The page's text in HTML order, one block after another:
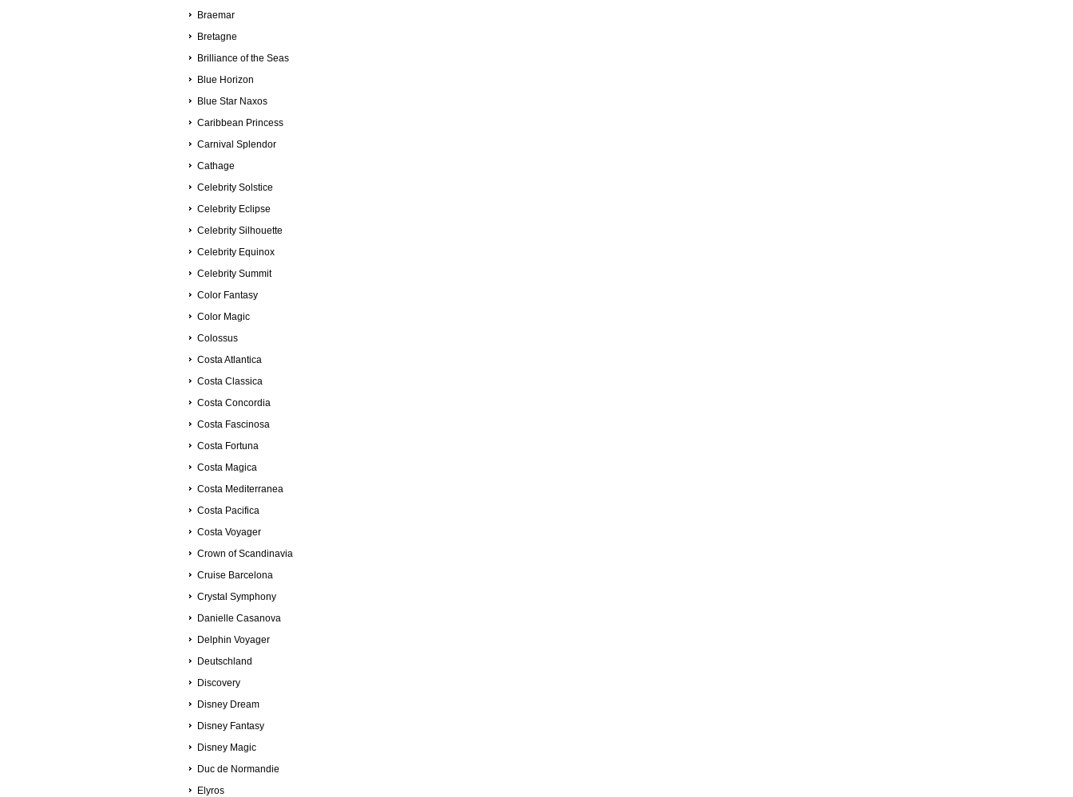
Braemar
Bretagne
Brilliance of the Seas
Blue Horizon
Blue Star Naxos
Caribbean Princess
Carnival Splendor
Cathage
Celebrity Solstice
Celebrity Eclipse
Celebrity Silhouette
Celebrity Equinox
Celebrity Summit
Color Fantasy
Color Magic
Colossus
Costa Atlantica
Costa Classica
Costa Concordia
Costa Fascinosa
Costa Fortuna
Costa Magica
Costa Mediterranea
Costa Pacifica
Costa Voyager
Crown of Scandinavia
Cruise Barcelona
Crystal Symphony
Danielle Casanova
Delphin Voyager
Deutschland
Discovery
Disney Dream
Disney Fantasy
Disney Magic
Duc de Normandie
Elyros